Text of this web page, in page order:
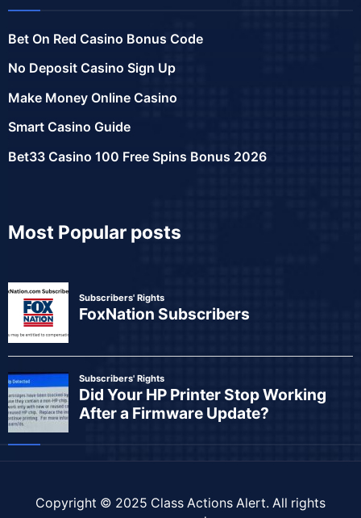
Bet On Red Casino Bonus Code
No Deposit Casino Sign Up
Make Money Online Casino
Smart Casino Guide
Bet33 Casino 100 Free Spins Bonus 2026
Most Popular posts
Copyright © 2025 Class Actions Alert. All rights